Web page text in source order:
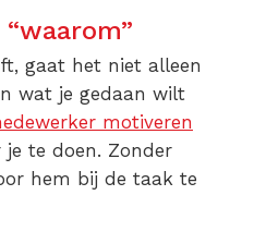
gaat het niet alleen
wat je gedaan wilt
motiveren
te doen. Zonder
hem bij de taak te